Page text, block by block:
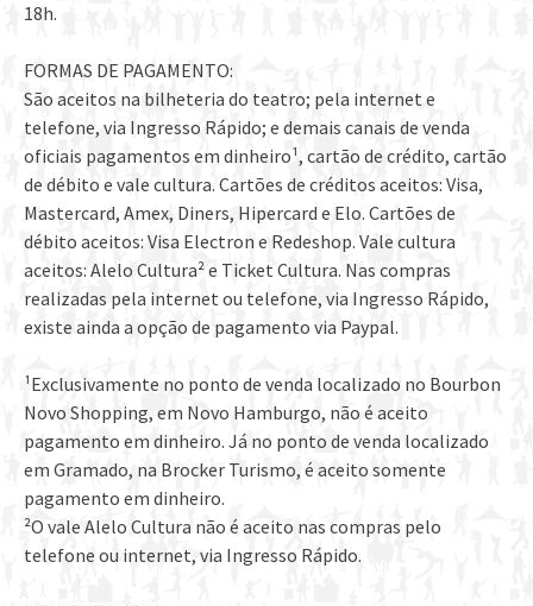
18h.
FORMAS DE PAGAMENTO:
São aceitos na bilheteria do teatro; pela internet e
telefone, via Ingresso Rápido; e demais canais de venda
oficiais pagamentos em dinheiro¹, cartão de crédito, cartão
de débito e vale cultura. Cartões de créditos aceitos: Visa,
Mastercard, Amex, Diners, Hipercard e Elo. Cartões de
débito aceitos: Visa Electron e Redeshop. Vale cultura
aceitos: Alelo Cultura² e Ticket Cultura. Nas compras
realizadas pela internet ou telefone, via Ingresso Rápido,
existe ainda a opção de pagamento via Paypal.
¹Exclusivamente no ponto de venda localizado no Bourbon
Novo Shopping, em Novo Hamburgo, não é aceito
pagamento em dinheiro. Já no ponto de venda localizado
em Gramado, na Brocker Turismo, é aceito somente
pagamento em dinheiro.
²O vale Alelo Cultura não é aceito nas compras pelo
telefone ou internet, via Ingresso Rápido.